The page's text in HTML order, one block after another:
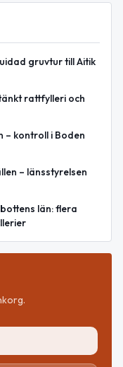
gruvtur till Aitik
rattfylleri och
kontroll i Boden
– länsstyrelsen
län: flera